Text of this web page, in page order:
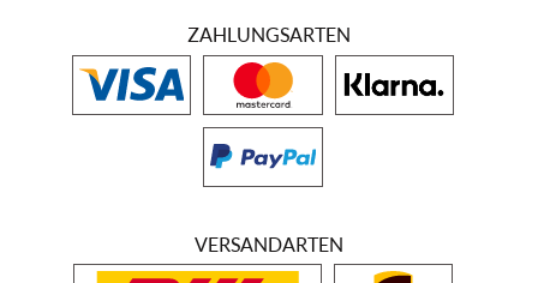
ZAHLUNGSARTEN
VERSANDARTEN